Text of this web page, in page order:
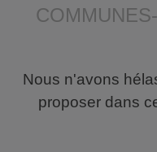
Nous n'avons
proposer dans